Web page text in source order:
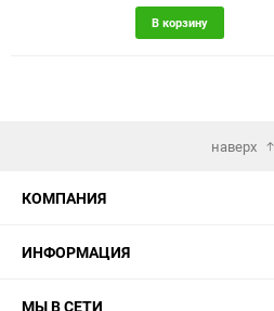
В корзину
наверх
КОМПАНИЯ
ИНФОРМАЦИЯ
МЫ В СЕТИ